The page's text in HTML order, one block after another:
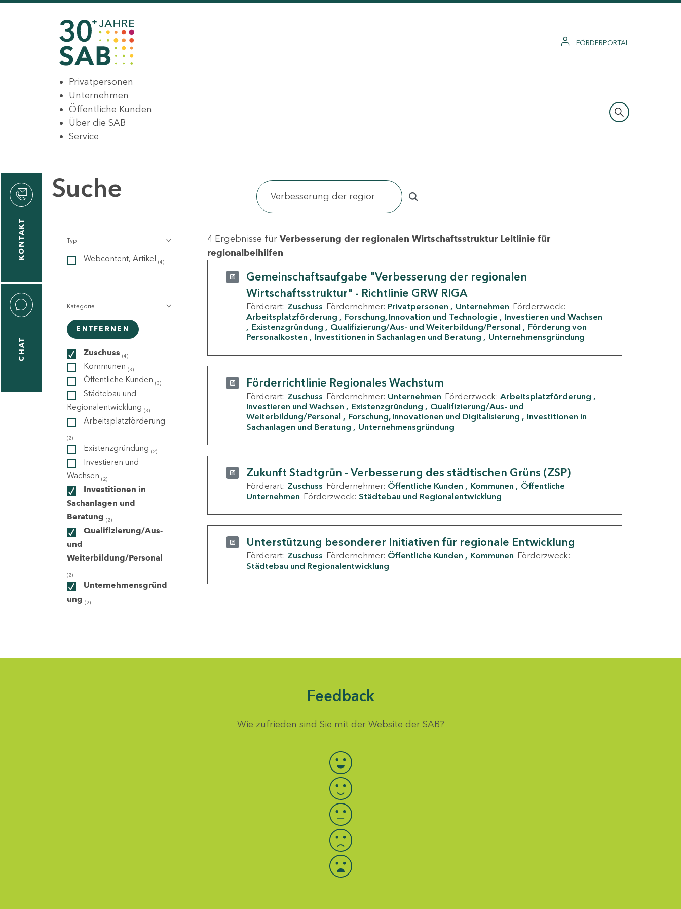
FÖRDERPORTAL
Privatpersonen
Unternehmen
Öffentliche Kunden
Über die SAB
Service
KONTAKT
CHAT
Suche
Typ
Webcontent, Artikel (4)
Kategorie
ENTFERNEN
Zuschuss (4)
Kommunen (3)
Öffentliche Kunden (3)
Städtebau und
Regionalentwicklung (3)
Arbeitsplatzförderung
(2)
Existenzgründung (2)
Investieren und
Wachsen (2)
Investitionen in
Sachanlagen und
Beratung (2)
Qualifizierung/Aus-
und
Weiterbildung/Personal
(2)
Unternehmensgründ
ung (2)
4 Ergebnisse für Verbesserung der regionalen Wirtschaftsstruktur Leitlinie für
regionalbeihilfen
Gemeinschaftsaufgabe "Verbesserung der regionalen
Wirtschaftsstruktur" - Richtlinie GRW RIGA
Förderart: Zuschuss Fördernehmer: Privatpersonen Unternehmen Förderzweck:
Arbeitsplatzförderung
Forschung, Innovation und Technologie
Investieren und Wachsen
Existenzgründung
Qualifizierung/Aus- und Weiterbildung/Personal
Förderung von
Personalkosten
Investitionen in Sachanlagen und Beratung Unternehmensgründung
Förderrichtlinie Regionales Wachstum
Förderart: Zuschuss Fördernehmer: Unternehmen Förderzweck: Arbeitsplatzförderung
Investieren und Wachsen
Existenzgründung
Qualifizierung/Aus- und
Weiterbildung/Personal
Forschung, Innovationen und Digitalisierung
Investitionen in
Sachanlagen und Beratung
Unternehmensgründung
Zukunft Stadtgrün - Verbesserung des städtischen Grüns (ZSP)
Förderart: Zuschuss Fördernehmer: Öffentliche Kunden Kommunen
Öffentliche
Unternehmen Förderzweck: Städtebau und Regionalentwicklung
Unterstützung besonderer Initiativen für regionale Entwicklung
Förderart: Zuschuss Fördernehmer: Öffentliche Kunden Kommunen Förderzweck:
Städtebau und Regionalentwicklung
Feedback
Wie zufrieden sind Sie mit der Website der SAB?
Bewertung auswählen